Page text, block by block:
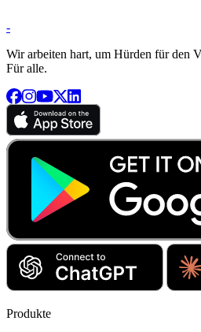
-
Wir arbeiten hart, um Hürden für den
Für alle.
Produkte